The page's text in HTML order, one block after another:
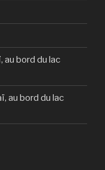
au bord du lac
au bord du lac